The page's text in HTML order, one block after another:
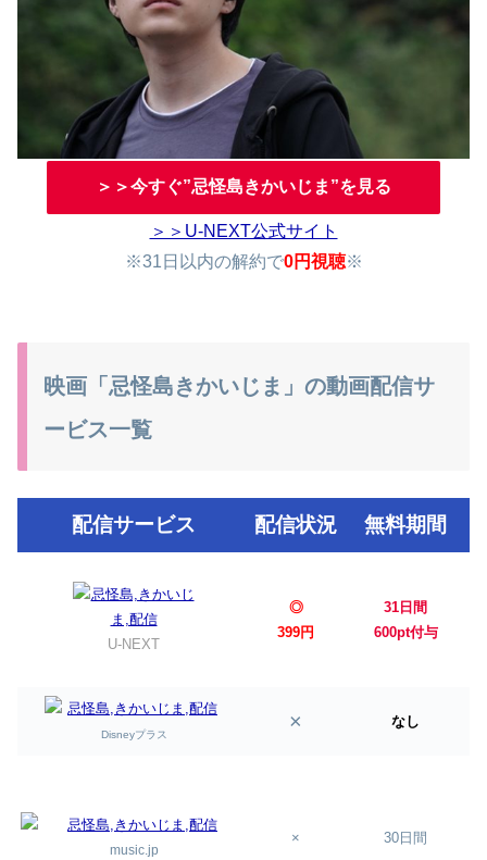
＞＞今すぐ”忌怪島きかいじま”を見る
＞＞U-NEXT公式サイト
※31日以内の解約で0円視聴※
映画「忌怪島きかいじま」の動画配信サ
ービス一覧
配信サービス 配信状況 無料期間
U-NEXT
◎
399円
31日間
600pt付与
Disneyプラス
× なし
music.jp
× 30日間